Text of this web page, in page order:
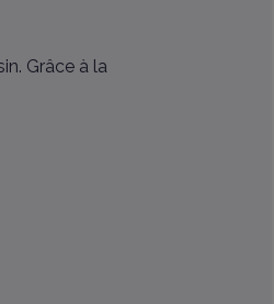
Grâce à la